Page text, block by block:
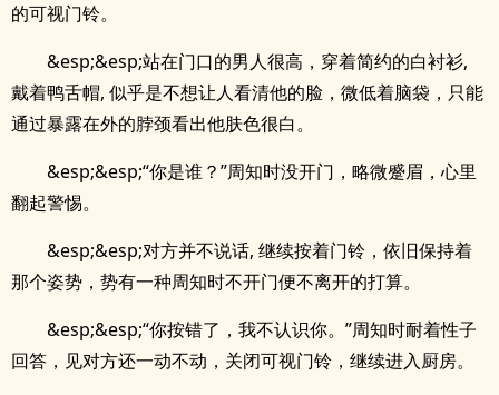
的可视门铃。
&esp;&esp;站在门口的男人很高，穿着简约的白衬衫,
戴着鸭舌帽, 似乎是不想让人看清他的脸，微低着脑袋，只能
通过暴露在外的脖颈看出他肤色很白。
&esp;&esp;“你是谁？”周知时没开门，略微蹙眉，心里
翻起警惕。
&esp;&esp;对方并不说话, 继续按着门铃，依旧保持着
那个姿势，势有一种周知时不开门便不离开的打算。
&esp;&esp;“你按错了，我不认识你。”周知时耐着性子
回答，见对方还一动不动，关闭可视门铃，继续进入厨房。